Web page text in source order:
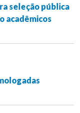
seleção pública
acadêmicos